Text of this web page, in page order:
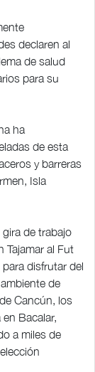
declaren al
de salud
para su
ha
de esta
y barreras
Isla
de trabajo
Tajamar al Fut
disfrutar del
de
Cancún, los
Bacalar,
a miles de